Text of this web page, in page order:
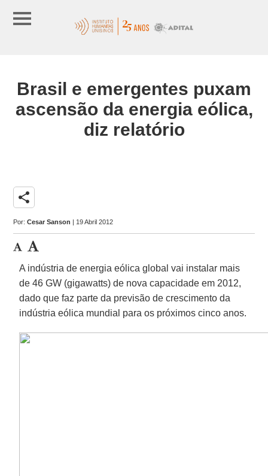
Brasil e emergentes puxam
ascensão da energia eólica,
diz relatório
share
Por:Cesar Sanson | 19 Abril 2012
A indústria de energia eólica global vai instalar mais
de 46 GW (gigawatts) de nova capacidade em 2012,
dado que faz parte da previsão de crescimento da
indústria eólica mundial para os próximos cinco anos.